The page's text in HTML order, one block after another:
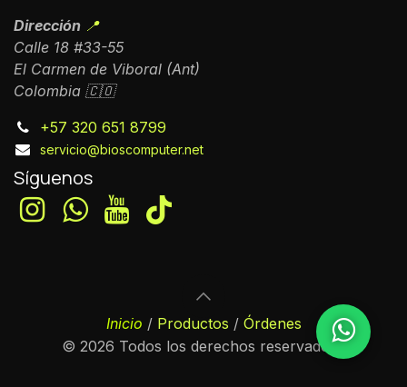
Dirección 📍
Calle 18 #33-55
El Carmen de Viboral (Ant)
Colombia 🇨🇴
+57 320 651 8799
servicio@bioscomputer.net
Síguenos
Inicio / Productos / Órdenes
© 2026 Todos los derechos reservados.